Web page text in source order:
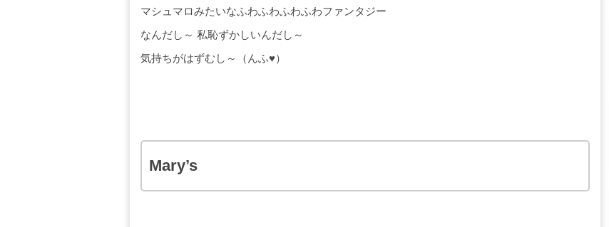
マシュマロみたいなふわふわふわふわファンタジー
なんだし～ 私恥ずかしいんだし～
気持ちがはずむし～（んふ♥）
Mary’s